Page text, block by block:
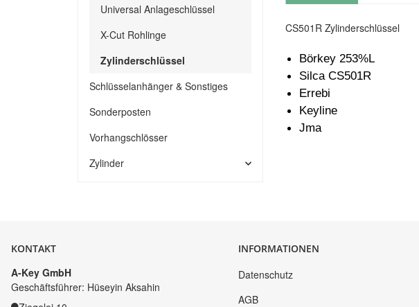
CS501R Zylinderschlüssel
Börkey 253%L
Silca CS501R
Errebi
Keyline
Jma
Universal Anlageschlüssel
X-Cut Rohlinge
Zylinderschlüssel
Schlüsselanhänger & Sonstiges
Sonderposten
Vorhangschlösser
Zylinder
KONTAKT
A-Key GmbH
Geschäftsführer: Hüseyin Aksahin
INFORMATIONEN
Datenschutz
AGB